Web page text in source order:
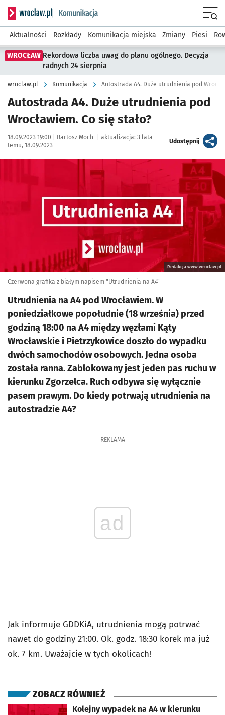
Serwis informacyjny wroclaw.pl podserwis: Komunikacja
Aktualności Rozkłady Komunikacja miejska Zmiany Piesi
WROCŁAW Rekordowa liczba uwag do planu ogólnego. Decyzja
radnych 24 sierpnia
wroclaw.pl Komunikacja Autostrada A4. Duże utrudnienia pod
Autostrada A4. Duże utrudnienia pod
Wrocławiem. Co się stało?
Data publikacji:
18.09.2023 19:00 | Autor:
Bartosz Moch aktualizacja: 3 lata
temu, 18.09.2023
Udostępnijartykuł
Redakcja www.wroclaw.pl
Czerwona grafika z białym napisem "Utrudnienia na A4"
Utrudnienia na A4 pod Wrocławiem. W
poniedziałkowe popołudnie (18 września) przed
godziną 18:00 na A4 między węzłami Kąty
Wrocławskie i Pietrzykowice doszło do wypadku
dwóch samochodów osobowych. Jedna osoba
została ranna. Zablokowany jest jeden pas ruchu w
kierunku Zgorzelca. Ruch odbywa się wyłącznie
pasem prawym. Do kiedy potrwają utrudnienia na
autostradzie A4?
REKLAMA
ad
Jak informuje GDDKiA, utrudnienia mogą potrwać
nawet do godziny 21:00. Ok. godz. 18:30 korek ma już
ok. 7 km. Uważajcie w tych okolicach!
ZOBACZ RÓWNIEŻ
Kolejny wypadek na A4 w kierunku
otworzy się w nowej karcie